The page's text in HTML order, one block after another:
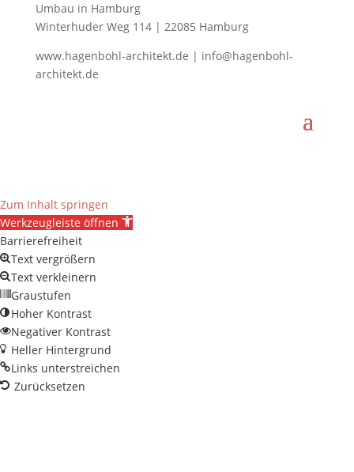
Umbau in Hamburg
Winterhuder Weg 114 | 22085 Hamburg
www.hagenbohl-architekt.de | info@hagenbohl-
architekt.de
Zum Inhalt springen
Werkzeugleiste öffnen
Barrierefreiheit
Text vergrößern
Text verkleinern
Graustufen
Hoher Kontrast
Negativer Kontrast
Heller Hintergrund
Links unterstreichen
Zurücksetzen